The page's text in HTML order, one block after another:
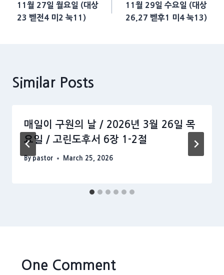
navigation
11월 27일 월요일 (대상
23 벧전4 미2 눅11)
11월 29일 수요일 (대상
26,27 벧후1 미4 눅13)
Similar Posts
매일이 구원의 날 / 2026년 3월 26일 목
요일 / 고린도후서 6장 1-2절
By pastor March 25, 2026
One Comment